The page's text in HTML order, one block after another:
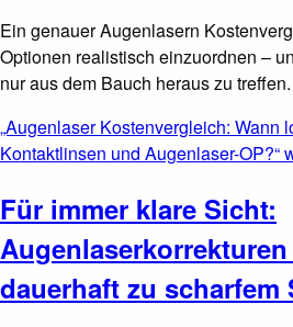
Ein genauer Augenlasern
Optionen realistisch einzuordnen –
nur aus dem Bauch heraus zu treffen.
„Augenlaser Kostenvergleich: Wann
Kontaktlinsen und Augenlaser-OP?“
Für immer klare Sicht:
dauerhaft zu scharfem